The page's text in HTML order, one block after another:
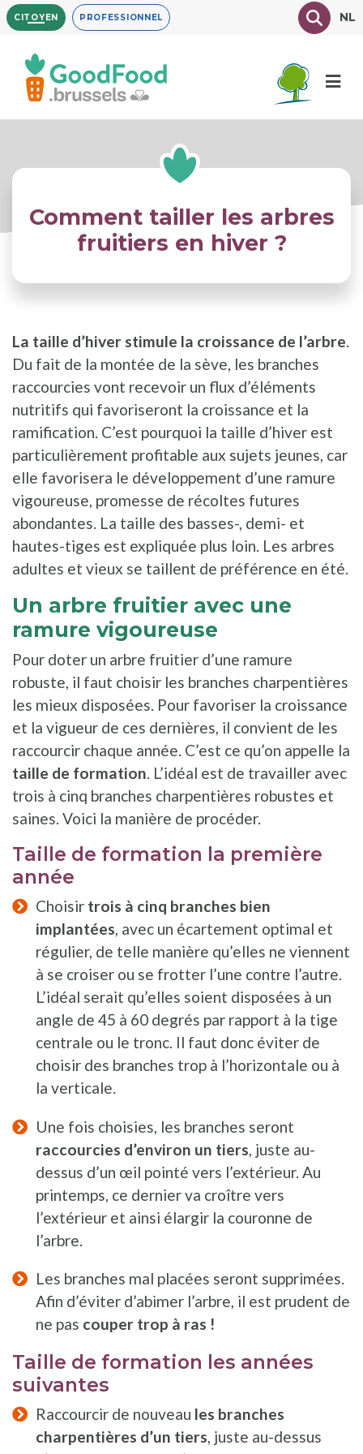
Aller
au
contenu
principal
CITOYEN PROFESSIONNEL TexteNL
Comment tailler les arbres
fruitiers en hiver ?
La taille d’hiver stimule la croissance de l’arbre.
Du fait de la montée de la sève, les branches
raccourcies vont recevoir un flux d’éléments
nutritifs qui favoriseront la croissance et la
ramification. C’est pourquoi la taille d’hiver est
particulièrement profitable aux sujets jeunes, car
elle favorisera le développement d’une ramure
vigoureuse, promesse de récoltes futures
abondantes. La taille des basses-, demi- et
hautes-tiges est expliquée plus loin. Les arbres
adultes et vieux se taillent de préférence en été.
Un arbre fruitier avec une
ramure vigoureuse
Pour doter un arbre fruitier d’une ramure
robuste, il faut choisir les branches charpentières
les mieux disposées. Pour favoriser la croissance
et la vigueur de ces dernières, il convient de les
raccourcir chaque année. C’est ce qu’on appelle la
taille de formation. L’idéal est de travailler avec
trois à cinq branches charpentières robustes et
saines. Voici la manière de procéder.
Taille de formation la première
année
Choisir trois à cinq branches bien
implantées, avec un écartement optimal et
régulier, de telle manière qu’elles ne viennent
à se croiser ou se frotter l’une contre l’autre.
L’idéal serait qu’elles soient disposées à un
angle de 45 à 60 degrés par rapport à la tige
centrale ou le tronc. Il faut donc éviter de
choisir des branches trop à l’horizontale ou à
la verticale.
Une fois choisies, les branches seront
raccourcies d’environ un tiers , juste au-
dessus d’un œil pointé vers l’extérieur. Au
printemps, ce dernier va croître vers
l’extérieur et ainsi élargir la couronne de
l’arbre.
Les branches mal placées seront supprimées.
Afin d’éviter d’abimer l’arbre, il est prudent de
ne pas couper trop à ras !
Taille de formation les années
suivantes
Raccourcir de nouveau les branches
charpentières d’un tiers, juste au-dessus